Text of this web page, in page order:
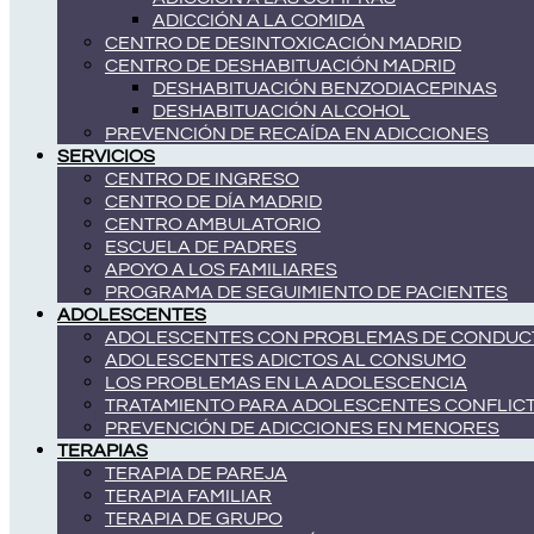
ADICCIÓN A LA COMIDA
CENTRO DE DESINTOXICACIÓN MADRID
CENTRO DE DESHABITUACIÓN MADRID
DESHABITUACIÓN BENZODIACEPINAS
DESHABITUACIÓN ALCOHOL
PREVENCIÓN DE RECAÍDA EN ADICCIONES
SERVICIOS
CENTRO DE INGRESO
CENTRO DE DÍA MADRID
CENTRO AMBULATORIO
ESCUELA DE PADRES
APOYO A LOS FAMILIARES
PROGRAMA DE SEGUIMIENTO DE PACIENTES
ADOLESCENTES
ADOLESCENTES CON PROBLEMAS DE
ADOLESCENTES ADICTOS AL CONSUMO
LOS PROBLEMAS EN LA ADOLESCENCIA
TRATAMIENTO PARA ADOLESCENTES
PREVENCIÓN DE ADICCIONES EN MENORES
TERAPIAS
TERAPIA DE PAREJA
TERAPIA FAMILIAR
TERAPIA DE GRUPO